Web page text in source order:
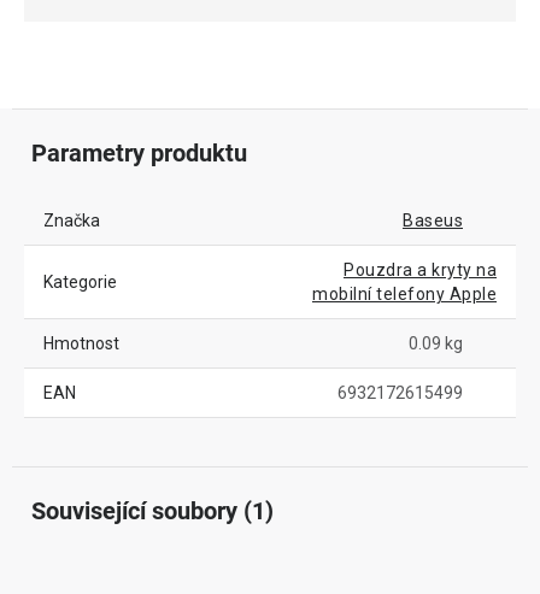
Parametry produktu
Značka Baseus
Kategorie
Pouzdra a kryty na
mobilní telefony Apple
Hmotnost 0.09 kg
EAN 6932172615499
Související soubory (1)